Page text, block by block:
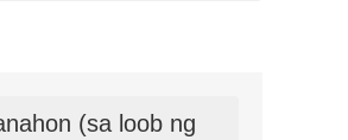
(sa loob ng